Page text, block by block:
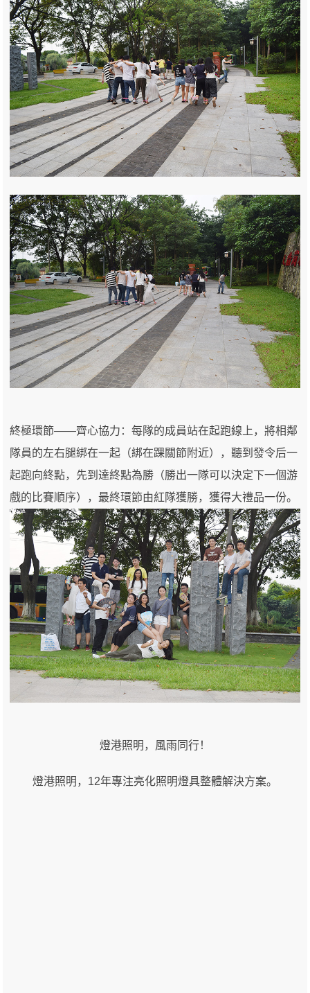
終極環節——齊心協力：每隊的成員站在起跑線上，將相鄰
隊員的左右腿綁在一起（綁在踝關節附近），聽到發令后一
起跑向終點，先到達終點為勝（勝出一隊可以決定下一個游
戲的比賽順序），最終環節由紅隊獲勝，獲得大禮品一份。
燈港照明，風雨同行！
燈港照明，12年專注亮化照明燈具整體解決方案。